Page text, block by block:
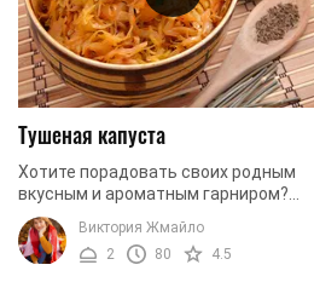
Тушеная капуста
Хотите порадовать своих родным
вкусным и ароматным гарниром?
Тогда приготовьте фантастически
ароматную, красивую и божественно
вкусную тушеную ...
Виктория Жмайло
2
80 4.5